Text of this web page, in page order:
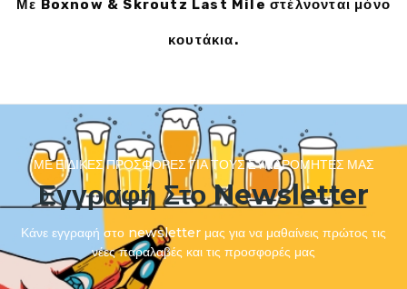
Με Boxnow & Skroutz Last Mile στέλνονται μόνο
κουτάκια.
ΜΕ ΕΙΔΙΚΈΣ ΠΡΟΣΦΟΡΈΣ ΓΙΑ ΤΟΥΣ ΣΥΝΔΡΟΜΗΤΈΣ ΜΑΣ
Εγγραφή Στο Newsletter
Κάνε εγγραφή στο newsletter μας για να μαθαίνεις πρώτος τις
νέες παραλαβές και τις προσφορές μας